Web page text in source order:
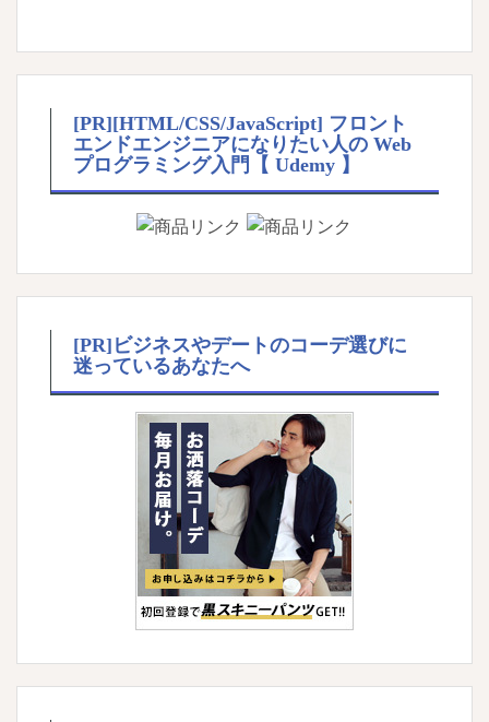
[PR][HTML/CSS/JavaScript] フロント
エンドエンジニアになりたい人の Web
プログラミング入門【 Udemy 】
[PR]ビジネスやデートのコーデ選びに
迷っているあなたへ